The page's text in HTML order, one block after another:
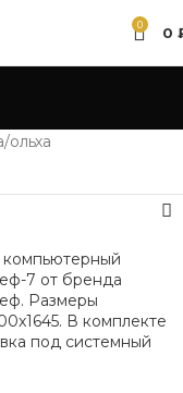
0 0
ольха